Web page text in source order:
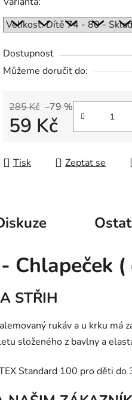
Dostupnost
Můžeme doručit do:
285 Kč –79 %
59 Kč
Tisk Zeptat se
Chlapeček
STŘIH
rukáv a u krku má
složeného z bavlny a
Standard 100 pro děti do